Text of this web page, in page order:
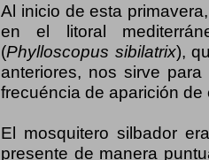
Al inicio de esta
en el litoral
(Phylloscopus sibilatrix),
anteriores, nos sirve
frecuéncia de aparición
El mosquitero silbador
presente de manera